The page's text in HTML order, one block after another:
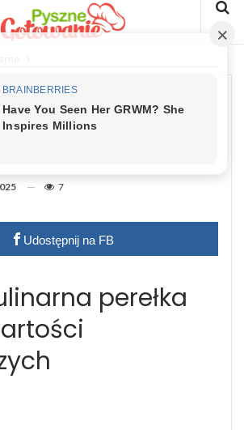
Bób? Pozbawiasz Go
Odżywczych
7
Udostępnij na FB
perełka